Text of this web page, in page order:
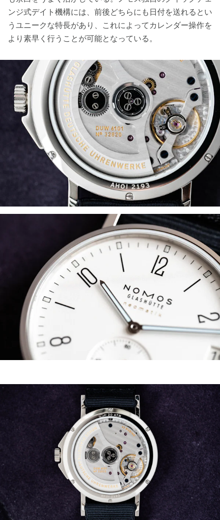
ンジ式デイト機構には、前後どちらにも日付を送れるとい
うユニークな特長があり、これによってカレンダー操作を
より素早く行うことが可能となっている。